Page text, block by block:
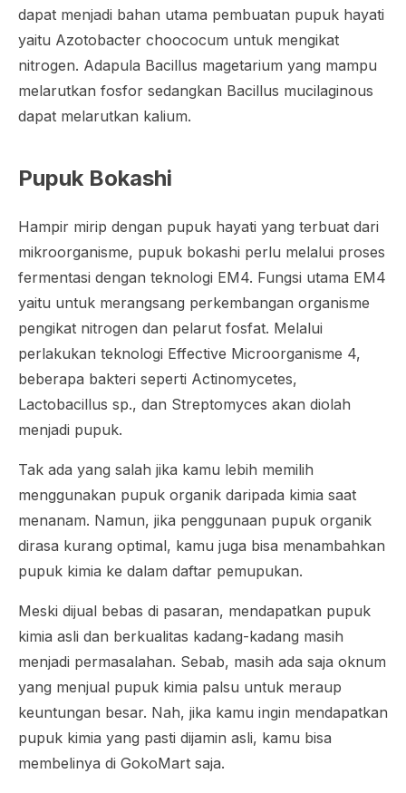
dapat menjadi bahan utama pembuatan pupuk hayati
yaitu Azotobacter choococum untuk mengikat
nitrogen. Adapula Bacillus magetarium yang mampu
melarutkan fosfor sedangkan Bacillus mucilaginous
dapat melarutkan kalium.
Pupuk Bokashi
Hampir mirip dengan pupuk hayati yang terbuat dari
mikroorganisme, pupuk bokashi perlu melalui proses
fermentasi dengan teknologi EM4. Fungsi utama EM4
yaitu untuk merangsang perkembangan organisme
pengikat nitrogen dan pelarut fosfat. Melalui
perlakukan teknologi Effective Microorganisme 4,
beberapa bakteri seperti Actinomycetes,
Lactobacillus sp., dan Streptomyces akan diolah
menjadi pupuk.
Tak ada yang salah jika kamu lebih memilih
menggunakan pupuk organik daripada kimia saat
menanam. Namun, jika penggunaan pupuk organik
dirasa kurang optimal, kamu juga bisa menambahkan
pupuk kimia ke dalam daftar pemupukan.
Meski dijual bebas di pasaran, mendapatkan pupuk
kimia asli dan berkualitas kadang-kadang masih
menjadi permasalahan. Sebab, masih ada saja oknum
yang menjual pupuk kimia palsu untuk meraup
keuntungan besar. Nah, jika kamu ingin mendapatkan
pupuk kimia yang pasti dijamin asli, kamu bisa
membelinya di GokoMart saja.